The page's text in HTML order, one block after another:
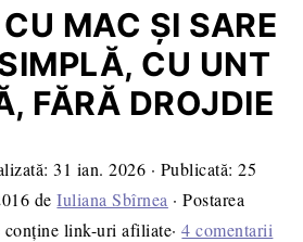
MAC ȘI SARE
CU UNT
FĂRĂ DROJDIE
31 ian. 2026 · Publicată:25
deIuliana Sbîrnea · Postarea
conține link-uri afiliate·4 comentarii